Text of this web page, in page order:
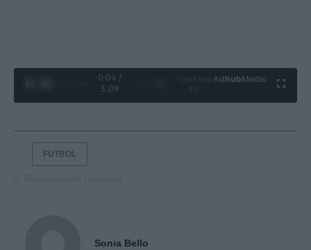
0:06 /
3:09
Ad hubMedia
FUTBOL
Sonia Bello